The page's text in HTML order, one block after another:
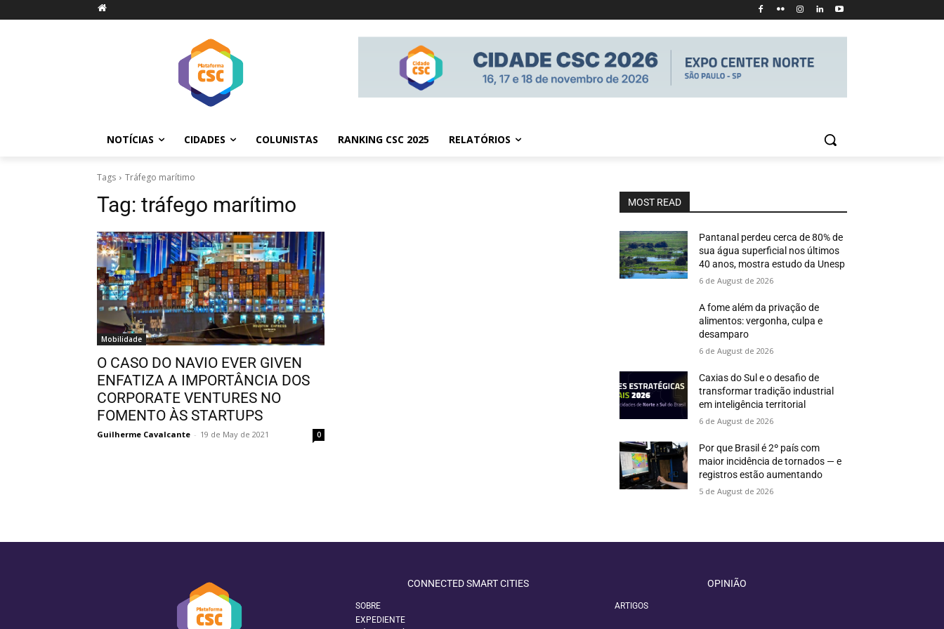
NOTÍCIAS CIDADES COLUNISTAS RANKING CSC 2025 RELATÓRIOS
Tags Tráfego marítimo
Tag: tráfego marítimo
Mobilidade
O CASO DO NAVIO EVER GIVEN
ENFATIZA A IMPORTÂNCIA DOS
CORPORATE VENTURES NO
FOMENTO ÀS STARTUPS
Guilherme Cavalcante - 19 de May de 2021 0
MOST READ
Pantanal perdeu cerca de 80% de
sua água superficial nos últimos
40 anos, mostra estudo da Unesp
6 de August de 2026
A fome além da privação de
alimentos: vergonha, culpa e
desamparo
6 de August de 2026
Caxias do Sul e o desafio de
transformar tradição industrial
em inteligência territorial
6 de August de 2026
Por que Brasil é 2º país com
maior incidência de tornados — e
registros estão aumentando
5 de August de 2026
CONNECTED SMART CITIES
SOBRE
EXPEDIENTE
OPINIÃO
ARTIGOS